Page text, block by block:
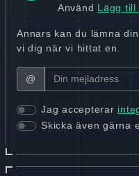
Använd Lägg till
Annars kan du lämna
vi dig när vi hittat en.
@
Jag accepterar
Skicka även gärna